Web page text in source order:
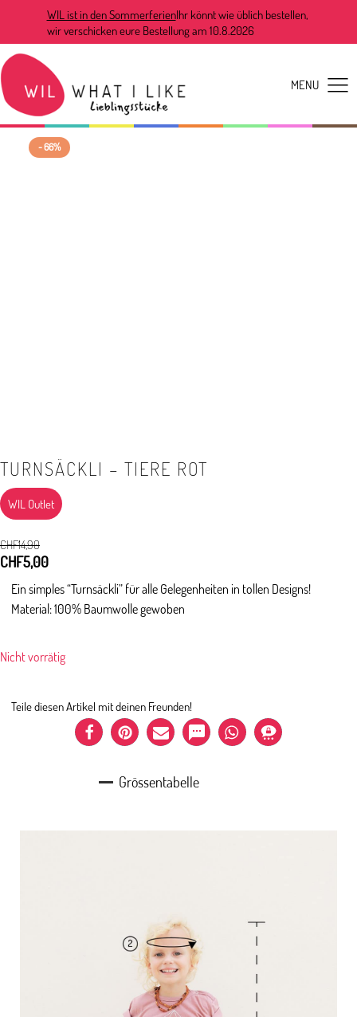
WIL ist in den SommerferienIhr könnt wie üblich bestellen,
wir verschicken eure Bestellung am 10.8.2026
- 66%
TURNSÄCKLI – TIERE ROT
WIL Outlet
CHF14,90
Ursprünglicher
war:
CHF14,90
CHF5,00Aktueller
ist:
CHF5,00.
Ein simples “Turnsäckli” für alle Gelegenheiten in tollen Designs!
Material: 100% Baumwolle gewoben
Nicht vorrätig
Teile diesen Artikel mit deinen Freunden!
Grössentabelle